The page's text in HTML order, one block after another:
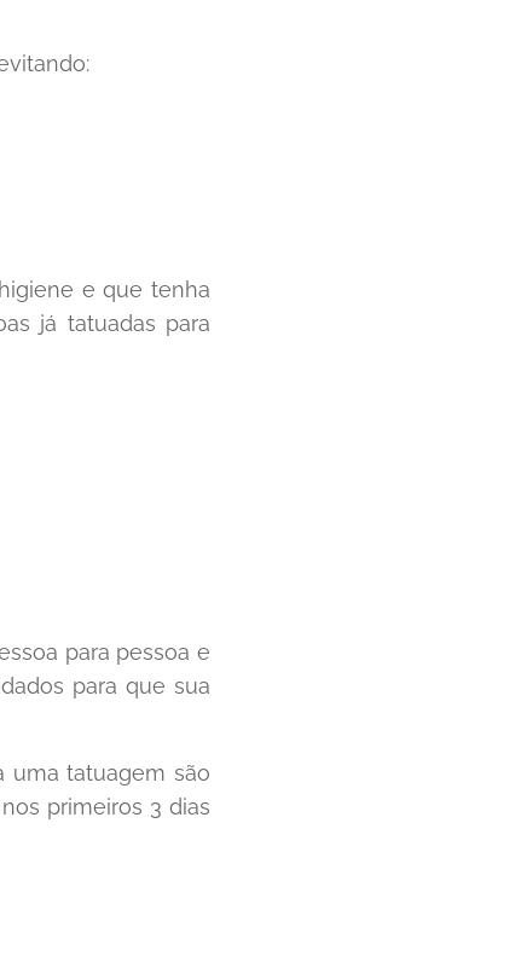
e que tenha
já tatuadas para
para pessoa e
para que sua
uma tatuagem são
primeiros 3 dias